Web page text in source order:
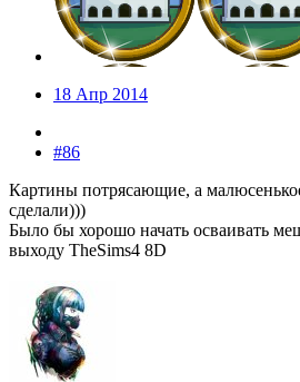
18 Апр 2014
#86
Картины потрясающие, а
сделали)))
Было бы хорошо начать осваивать
выходу TheSims4 8D